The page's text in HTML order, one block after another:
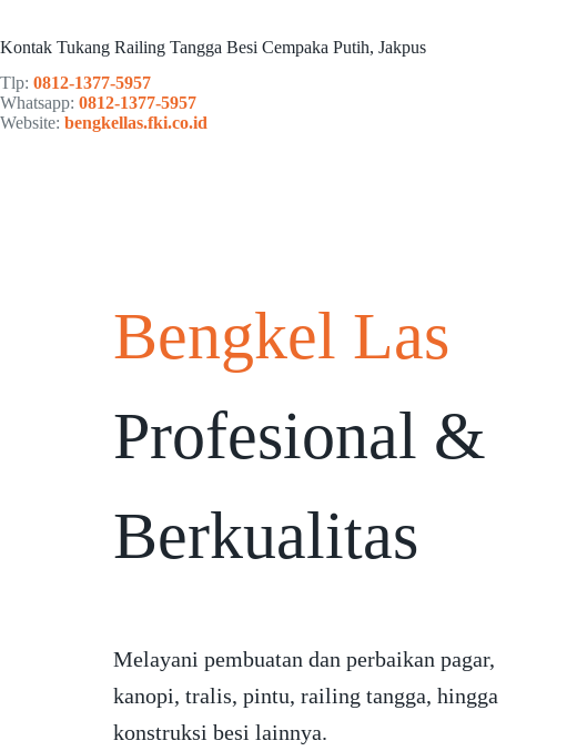
Kontak Tukang Railing Tangga Besi Cempaka Putih, Jakpus
Tlp: 0812-1377-5957
Whatsapp: 0812-1377-5957
Website: bengkellas.fki.co.id
Bengkel Las
Profesional &
Berkualitas
Melayani pembuatan dan perbaikan pagar,
kanopi, tralis, pintu, railing tangga, hingga
konstruksi besi lainnya.